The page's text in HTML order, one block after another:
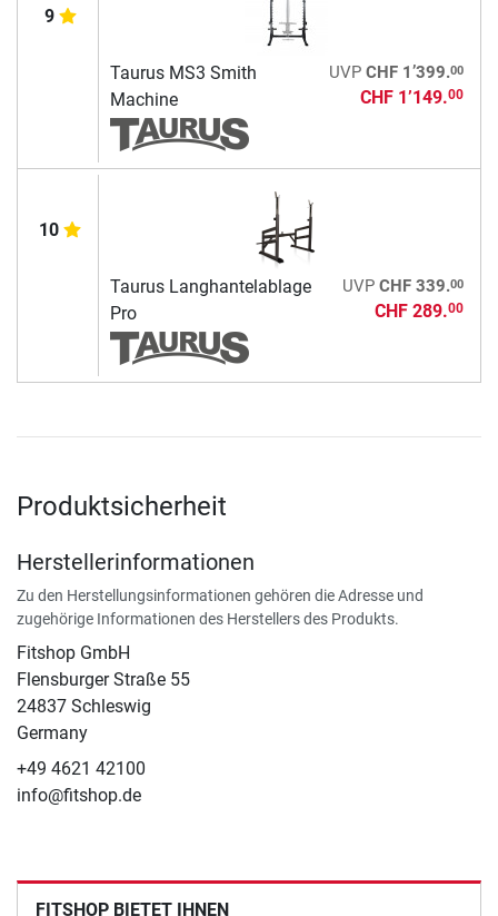
9
Taurus MS3 Smith
Machine
UVP CHF 1’399.00
CHF 1’149.00
10
Taurus Langhantelablage
Pro
UVP CHF 339.00
CHF 289.00
Produktsicherheit
Herstellerinformationen
Zu den Herstellungsinformationen gehören die Adresse und
zugehörige Informationen des Herstellers des Produkts.
Fitshop GmbH
Flensburger Straße 55
24837 Schleswig
Germany
+49 4621 42100
info@fitshop.de
FITSHOP BIETET IHNEN